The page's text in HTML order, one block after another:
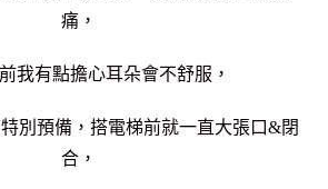
痛，
我有點擔心耳朵會不舒服，
別預備，搭電梯前就一直大張口&閉
合，